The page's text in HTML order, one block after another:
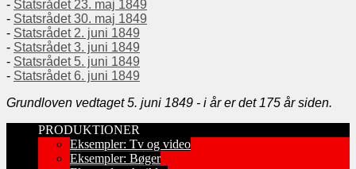
- Statsrådet 23. maj 1849
- Statsrådet 30. maj 1849
- Statsrådet 2. juni 1849
- Statsrådet 3. juni 1849
- Statsrådet 5. juni 1849
- Statsrådet 6. juni 1849
Grundloven vedtaget 5. juni 1849 - i år er det 175 år siden.
PRODUKTIONER
Eksempler: Tv og video
Eksempler: Bøger